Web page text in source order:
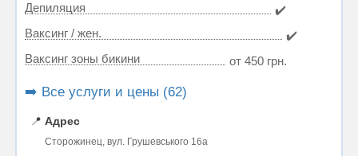
Депиляция
✔️
Ваксинг / жен.
✔️
Ваксинг зоны бикини
от 450 грн.
➡️ Все услуги и цены (62)
📍 Адрес
Сторожинец, вул. Грушевського 16а